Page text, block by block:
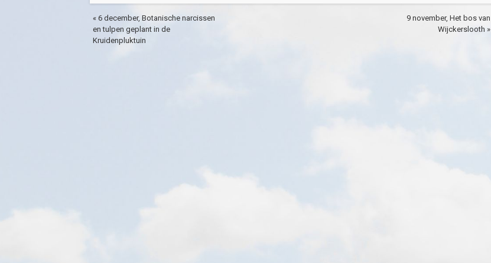
« 6 december, Botanische narcissen
en tulpen geplant in de
Kruidenpluktuin
9 november, Het bos van
Wijckerslooth »